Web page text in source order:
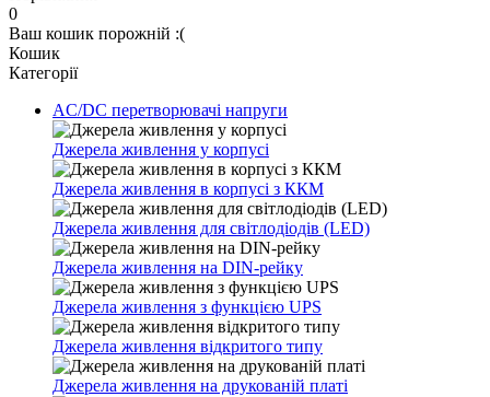
0
Ваш кошик порожній :(
Кошик
Категорії
AC/DC перетворювачі напруги
Джерела живлення у корпусі
Джерела живлення в корпусі з ККМ
Джерела живлення для світлодіодів (LED)
Джерела живлення на DIN-рейку
Джерела живлення з функцією UPS
Джерела живлення відкритого типу
Джерела живлення на друкованій платі